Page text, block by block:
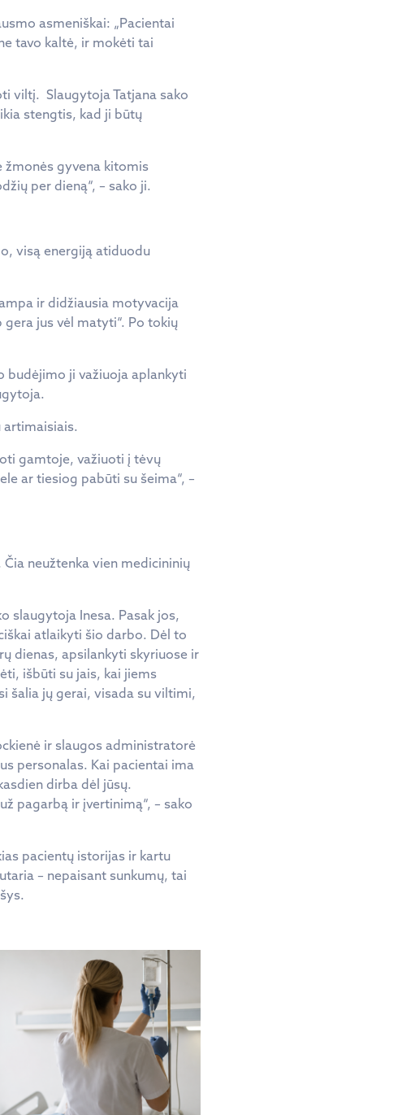
asmeniškai: „Pacientai
tavo kaltė, ir mokėti tai
viltį. Slaugytoja Tatjana sako
stengtis, kad ji būtų
gyvena kitomis
per dieną“, – sako ji.
visą energiją atiduodu
ir didžiausia motyvacija
jus vėl matyti“. Po tokių
budėjimo ji važiuoja aplankyti
artimaisiais.
gamtoje, važiuoti į tėvų
ar tiesiog pabūti su šeima“, –
neužtenka vien medicininių
slaugytoja Inesa. Pasak jos,
atlaikyti šio darbo. Dėl to
dienas, apsilankyti skyriuose ir
išbūti su jais, kai jiems
šalia jų gerai, visada su viltimi,
ir slaugos administratorė
personalas. Kai pacientai ima
dirba dėl jūsų.
pagarbą ir įvertinimą“, – sako
pacientų istorijas ir kartu
– nepaisant sunkumų, tai